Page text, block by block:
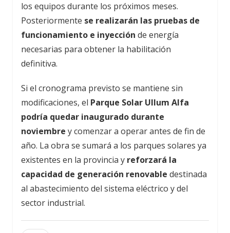
los equipos durante los próximos meses.
Posteriormente se realizarán las pruebas de
funcionamiento e inyección de energía
necesarias para obtener la habilitación
definitiva.
Si el cronograma previsto se mantiene sin
modificaciones, el Parque Solar Ullum Alfa
podría quedar inaugurado durante
noviembre y comenzar a operar antes de fin de
año. La obra se sumará a los parques solares ya
existentes en la provincia y reforzará la
capacidad de generación renovable destinada
al abastecimiento del sistema eléctrico y del
sector industrial.